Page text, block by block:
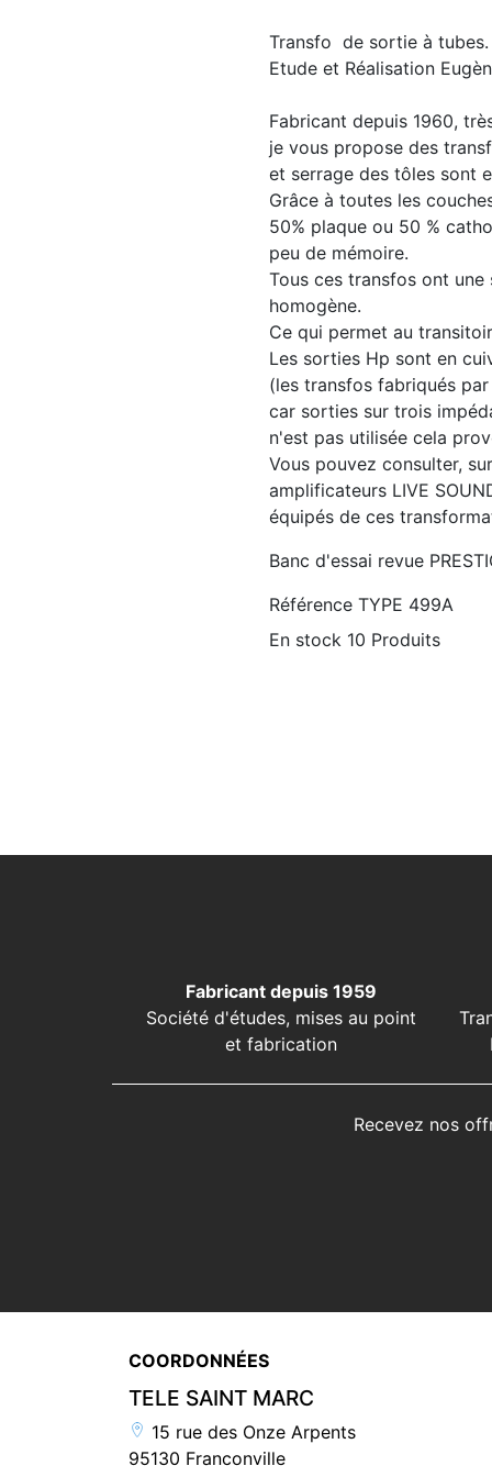
Transfo de sortie à tubes.
Etude et Réalisation
Fabricant depuis 1960,
je vous propose des
et serrage des tôles sont
Grâce à toutes les
50% plaque ou 50 %
peu de mémoire.
Tous ces transfos ont
homogène.
Ce qui permet au
Les sorties Hp sont en
(les transfos fabriqués
car sorties sur trois
n'est pas utilisée cela
Vous pouvez consulter,
amplificateurs LIVE
équipés de ces
Banc d'essai revue
Référence TYPE 499A
En stock 10 Produits
Fabricant depuis 1959
Société d'études, mises au point
et fabrication
Recevez nos
COORDONNÉES
TELE SAINT MARC
15 rue des Onze Arpents
95130 Franconville